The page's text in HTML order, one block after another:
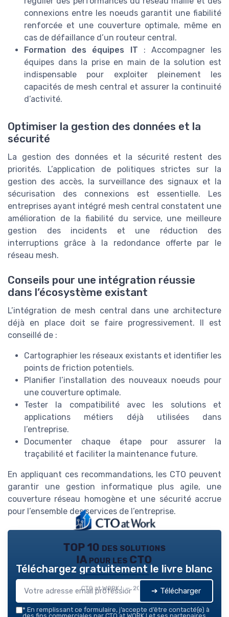
connexions entre les noeuds garantit une fiabilité
renforcée et une couverture optimale, même en
cas de défaillance d’un routeur central.
Formation des équipes IT : Accompagner les
équipes dans la prise en main de la solution est
indispensable pour exploiter pleinement les
capacités de mesh central et assurer la continuité
d’activité.
Optimiser la gestion des données et la
sécurité
La gestion des données et la sécurité restent des
priorités. L’application de politiques strictes sur la
gestion des accès, la surveillance des signaux et la
sécurisation des connexions est essentielle. Les
entreprises ayant intégré mesh central constatent une
amélioration de la fiabilité du service, une meilleure
gestion des incidents et une réduction des
interruptions grâce à la redondance offerte par le
réseau mesh.
Conseils pour une intégration réussie
dans l’écosystème existant
L’intégration de mesh central dans une architecture
déjà en place doit se faire progressivement. Il est
conseillé de :
Cartographier les réseaux existants et identifier les
points de friction potentiels.
Planifier l’installation des nouveaux noeuds pour
une couverture optimale.
Tester la compatibilité avec les solutions et
applications métiers déjà utilisées dans
l’entreprise.
Documenter chaque étape pour assurer la
traçabilité et faciliter la maintenance future.
En appliquant ces recommandations, les CTO peuvent
garantir une gestion informatique plus agile, une
couverture réseau homogène et une sécurité accrue
pour l’ensemble des services de l’entreprise.
TOP 10 des solutions
IA pour les CTO
CTO at WORK ! — 2026
Téléchargez gratuitement le livre blanc
➔ Télécharger
* En remplissant ce formulaire, j’accepte d’être contacté(e) à